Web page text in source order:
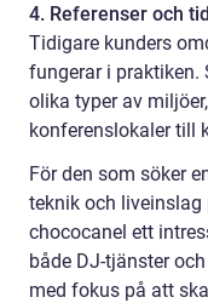
4. Referenser och
Tidigare kunders
fungerar i praktiken.
olika typer av
konferenslokaler till
För den som söker
teknik och
chococanel ett
både DJ-tjänster
med fokus på att